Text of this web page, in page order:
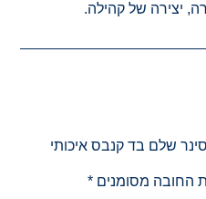
שלם בד קנבס איכותי
החובה מסומנים*